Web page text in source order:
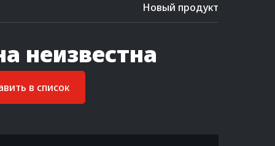
Новый продукт
неизвестна
в список